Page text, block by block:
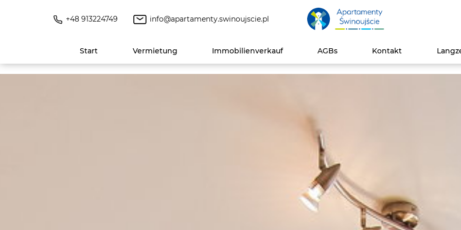
+48 913224749 info@apartamenty.swinoujscie.pl
Start Vermietung Immobilienverkauf AGBs Kontakt